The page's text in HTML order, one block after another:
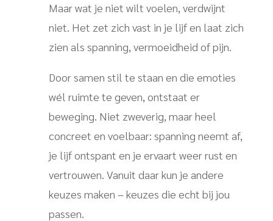
Maar wat je niet wilt voelen, verdwijnt
niet. Het zet zich vast in je lijf en laat zich
zien als spanning, vermoeidheid of pijn.
Door samen stil te staan en die emoties
wél ruimte te geven, ontstaat er
beweging. Niet zweverig, maar heel
concreet en voelbaar: spanning neemt af,
je lijf ontspant en je ervaart weer rust en
vertrouwen. Vanuit daar kun je andere
keuzes maken – keuzes die echt bij jou
passen.